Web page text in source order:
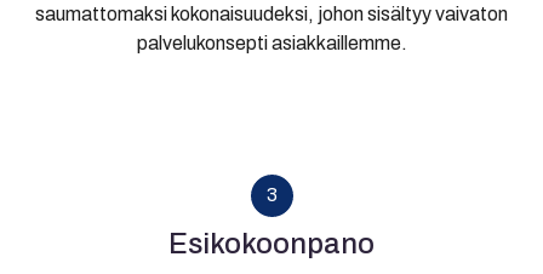
saumattomaksi kokonaisuudeksi, johon sisältyy vaivaton
palvelukonsepti asiakkaillemme.
3
Esikokoonpano